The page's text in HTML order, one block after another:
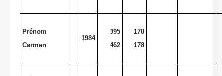
Prénom
Carmen
1984
395
462
170
178